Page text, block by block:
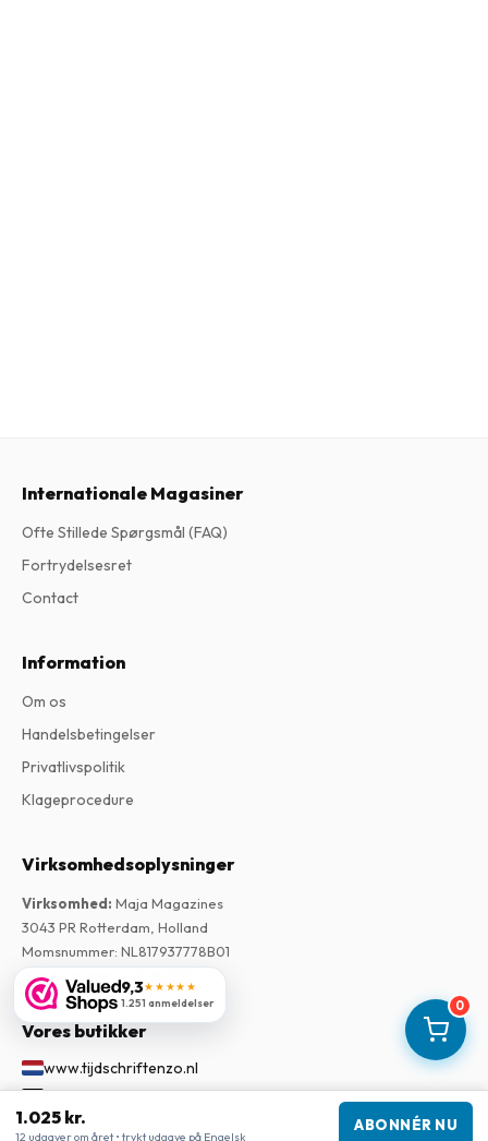
0
1.025 kr.
12 udgaver om året • trykt udgave på Engelsk
ABONNÉR NU
9,3★★★★★
1.251 anmeldelser
Internationale Magasiner
Ofte Stillede Spørgsmål (FAQ)
Fortrydelsesret
Contact
Information
Om os
Handelsbetingelser
Privatlivspolitik
Klageprocedure
Virksomhedsoplysninger
Virksomhed: Maja Magazines
3043 PR Rotterdam, Holland
Momsnummer: NL817937778B01
Handelskammer
Vores butikker
www.tijdschriftenzo.nl
www.englischezeitschriften.de
www.magazinesenanglais.fr